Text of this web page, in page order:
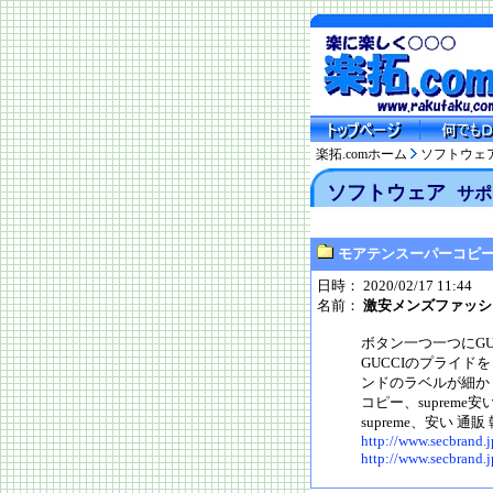
楽拓.comホーム ソフトウェ
ソフトウェア サ
モアテンスーパーコピ
日時： 2020/02/17 11:44
名前： 激安メンズファッ
ボタン一つ一つに
GUCCIのプライド
ンドのラベルが細
コピー、supreme安
supreme、安い 通
http://
http://